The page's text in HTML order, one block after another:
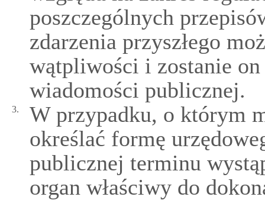
poszczególnych
zdarzenia przyszłego
wątpliwości i zostanie
wiadomości publicznej.
3.
W przypadku, o którym
określać formę
publicznej terminu
organ właściwy do